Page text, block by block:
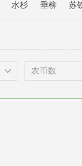
水杉 垂柳 苏